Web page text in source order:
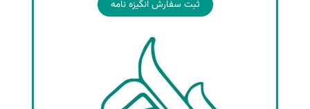
ثبت سفارش انگیزه نامه